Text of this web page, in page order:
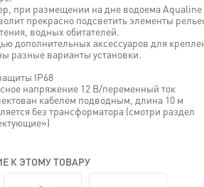
при размещении на дне водоема Aqualine
прекрасно подсветить элементы
водных обитателей.
дополнительных аксессуаров для
разные варианты установки.
IP68
напряжение 12 В/переменный ток
кабелем подводным, длина 10 м
без трансформатора (смотри раздел
К ЭТОМУ ТОВАРУ